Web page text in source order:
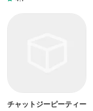
チャットジーピーティー